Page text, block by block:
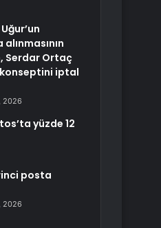
Serdar Ortaç
konseptini iptal
2026
yüzde 12
posta
2026